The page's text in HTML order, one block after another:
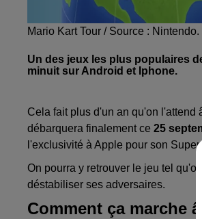
Mario Kart Tour / Source : Nintendo.
Un des jeux les plus populaires
minuit sur Android et Iphone.
Cela fait plus d'un an qu'on l'attend
débarquera finalement ce 25
l'exclusivité à Apple pour son
On pourra y retrouver le jeu tel
déstabiliser ses adversaires.
Comment ça marche